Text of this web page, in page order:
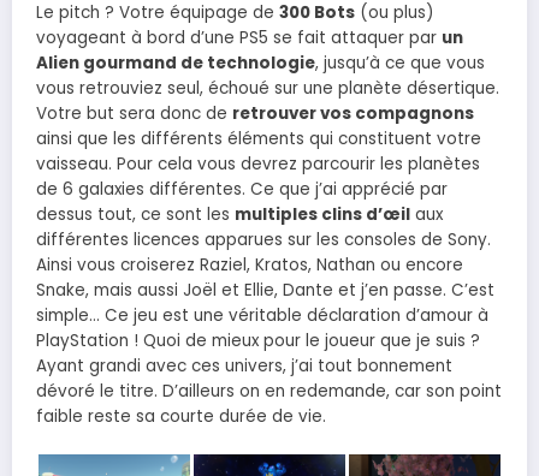
Le pitch ? Votre équipage de 300 Bots (ou plus)
voyageant à bord d’une PS5 se fait attaquer par un
Alien gourmand de technologie, jusqu’à ce que vous
vous retrouviez seul, échoué sur une planète désertique.
Votre but sera donc de retrouver vos compagnons
ainsi que les différents éléments qui constituent votre
vaisseau. Pour cela vous devrez parcourir les planètes
de 6 galaxies différentes. Ce que j’ai apprécié par
dessus tout, ce sont les multiples clins d’œil aux
différentes licences apparues sur les consoles de Sony.
Ainsi vous croiserez Raziel, Kratos, Nathan ou encore
Snake, mais aussi Joël et Ellie, Dante et j’en passe. C’est
simple… Ce jeu est une véritable déclaration d’amour à
PlayStation ! Quoi de mieux pour le joueur que je suis ?
Ayant grandi avec ces univers, j’ai tout bonnement
dévoré le titre. D’ailleurs on en redemande, car son point
faible reste sa courte durée de vie.